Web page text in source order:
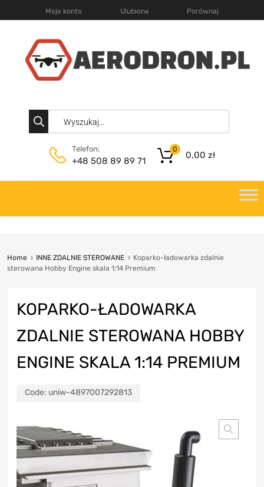
Moje konto Ulubione Porównaj
Telefon:
+48 508 89 89 71
0,00 zł
0
Home INNE ZDALNIE STEROWANE
Koparko-ładowarka zdalnie
sterowana Hobby Engine skala 1:14 Premium
KOPARKO-ŁADOWARKA
ZDALNIE STEROWANA HOBBY
ENGINE SKALA 1:14 PREMIUM
Code: uniw-4897007292813